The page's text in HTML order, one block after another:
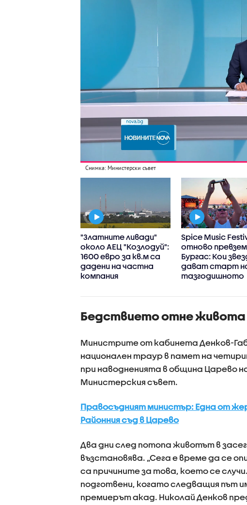
Снимка: Министерски съвет
"Златните ливади"
около АЕЦ "Козлодуй":
1600 евро за кв.м са
дадени на частна
компания
Spice Music
отново
Бургас: Кои
дават старт
тазгодишното
Бедствието отне
Министрите от кабинета Денков-
национален траур в памет на
при наводненията в община Царево
Министерския съвет.
Правосъдният министър: Една от
Районния съд в Царево
Два дни след потопа животът в
възстановява. „Сега е време да се
са причините за това, което се
подготвени, когато следващия път
премиерът акад. Николай Денков